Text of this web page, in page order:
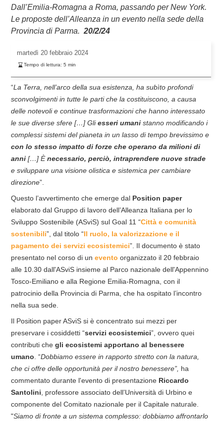
Dall’Emilia-Romagna a Roma, passando per New York.
Le proposte dell’Alleanza in un evento nella sede della
Provincia di Parma. 20/2/24
martedì 20 febbraio 2024
Tempo di lettura:5 min
“La Terra, nell’arco della sua esistenza, ha subìto profondi
sconvolgimenti in tutte le parti che la costituiscono, a causa
delle notevoli e continue trasformazioni che hanno interessato
le sue diverse sfere […] Gliesseri umani stanno modificando i
complessi sistemi del pianeta in un lasso di tempo brevissimo e
con lo stesso impatto di forze che operano da milioni di
anni […] Ènecessario, perciò, intraprendere nuove strade
e sviluppare una visione olistica e sistemica per cambiare
direzione”.
Questo l’avvertimento che emerge dal Position paper
elaborato dal Gruppo di lavoro dell’Alleanza Italiana per lo
Sviluppo Sostenibile (ASviS) sul Goal 11 “Città e comunità
sostenibili”, dal titolo “Il ruolo, la valorizzazione e il
pagamento dei servizi ecosistemici”. Il documento è stato
presentato nel corso di un evento organizzato il 20 febbraio
alle 10.30 dall'ASviS insieme al Parco nazionale dell'Appennino
Tosco-Emiliano e alla Regione Emilia-Romagna, con il
patrocinio della Provincia di Parma, che ha ospitato l’incontro
nella sua sede.
Il Position paper ASviS si è concentrato sui mezzi per
preservare i cosiddetti “servizi ecosistemici”, ovvero quei
contributi che gli ecosistemi apportano al benessere
umano . “Dobbiamo essere in rapporto stretto con la natura,
che ci offre delle opportunità per il nostro benessere”, ha
commentato durante l'evento di presentazione Riccardo
Santolini , professore associato dell’Università di Urbino e
componente del Comitato nazionale per il Capitale naturale.
"Siamo di fronte a un sistema complesso: dobbiamo affrontarlo